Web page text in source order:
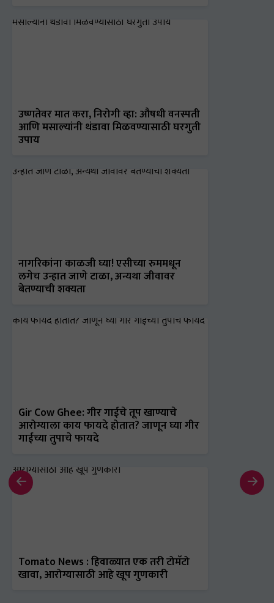
उष्णतेवर मात करा, निरोगी व्हा: औषधी वनस्पती
आणि मसाल्यांनी थंडावा मिळवण्यासाठी घरगुती
उपाय
नागरिकांना काळजी घ्या! एसीच्या रुममधून
लगेच उन्हात जाणे टाळा, अन्यथा जीवावर
बेतण्याची शक्यता
Gir Cow Ghee: गीर गाईचे तूप खाण्याचे
आरोग्याला काय फायदे होतात? जाणून घ्या गीर
गाईच्या तुपाचे फायदे
Tomato News : हिवाळ्यात एक तरी टोमॅटो
खावा, आरोग्यासाठी आहे खूप गुणकारी